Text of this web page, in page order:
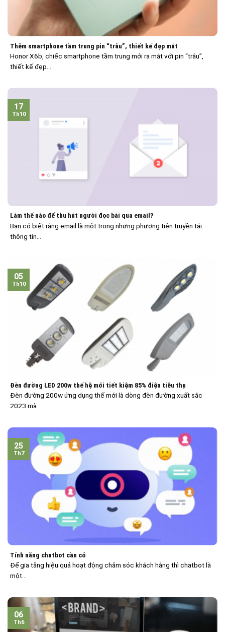
Thêm smartphone tầm trung pin “trâu”, thiết kế đẹp mắt
Honor X6b, chiếc smartphone tầm trung mới ra mắt với pin “trâu”,
thiết kế đẹp...
Làm thế nào để thu hút người đọc bài qua email?
Bạn có biết rằng email là một trong những phương tiện truyền tải
thông tin...
17
Th10
Đèn đường LED 200w thế hệ mới tiết kiệm 85% điện tiêu thụ
Đèn đường 200w ứng dụng thế mới là dòng đèn đường xuất sắc
2023 mà...
05
Th10
Tính năng chatbot cần có
Để gia tăng hiệu quả hoạt động chăm sóc khách hàng thì chatbot là
một...
25
Th7
06
Th6